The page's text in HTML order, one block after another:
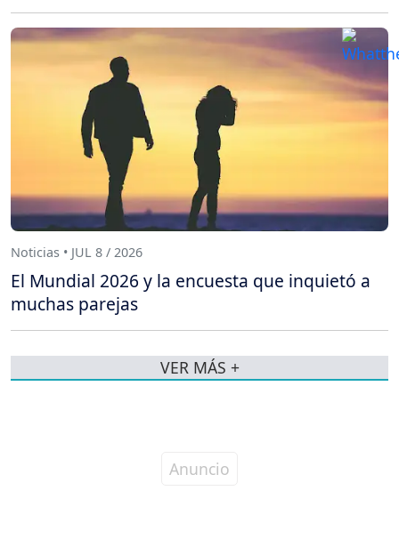
Noticias • JUL 8 / 2026
El Mundial 2026 y la encuesta que inquietó a
muchas parejas
VER MÁS +